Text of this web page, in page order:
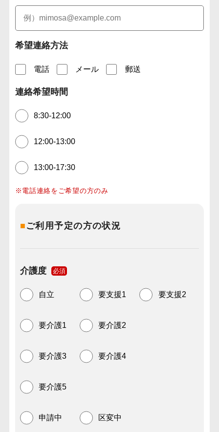
希望連絡方法
電話 メール 郵送
連絡希望時間
8:30-12:00
12:00-13:00
13:00-17:30
※電話連絡をご希望の方のみ
■ ご利用予定の方の状況
介護度 必須
自立 要支援1 要支援2
要介護1 要介護2
要介護3 要介護4
要介護5
申請中 区変中